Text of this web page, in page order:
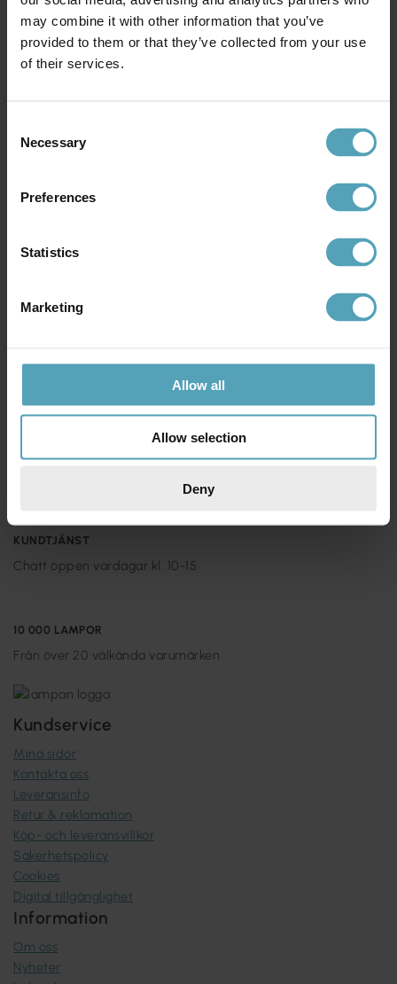
may combine it with other information that you’ve
provided to them or that they’ve collected from your use
of their services.
Selection
Necessary
Preferences
Statistics
Marketing
Allow all
Allow selection
Deny
ANETA LIGHTING
Epsilon 24cm vägglampa
899 kr
ANETA LIGHTING
Silvia 30cm vägglampa
999 kr
FRI FRAKT ÖVER 699 KR
1-2 vardagar (lagerförda varor)
KUNDTJÄNST
Chatt öppen vardagar kl. 10-15
10 000 LAMPOR
Från över 20 välkända varumärken
Kundservice
Mina sidor
Kontakta oss
Leveransinfo
Retur & reklamation
Köp- och leveransvillkor
Säkerhetspolicy
Cookies
Digital tillgänglighet
Information
Om oss
Nyheter